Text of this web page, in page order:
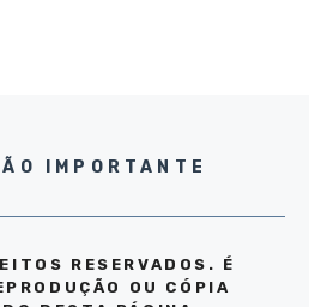
IMPORTANTE
RESERVADOS. É
OU CÓPIA